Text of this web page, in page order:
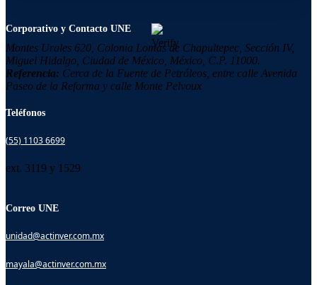
Corporativo y Contacto UNE
Montes Urales 620, Colonia Lomas de Chapultepec, Sección IV,
Miguel Hidalgo, Ciudad de México, México, C.P. 11000.
Referencia: Cerca de la Fuente de Petróleos, entre calle Avenida
Paseo de la Reforma y calle Monte Pelvoux
Teléfonos
(55) 1103 6699
ext. 3119 y 1529
Correo UNE
unidad@actinver.com.mx
mayala@actinver.com.mx